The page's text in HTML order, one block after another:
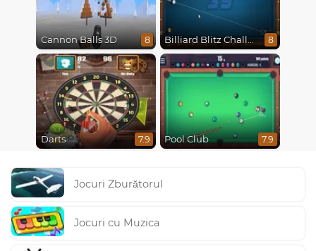
Cannon Balls 3D 8 Billiard Blitz Challenge 8
Darts 7.9 Pool Club 7.9
Jocuri Zburătorul
Jocuri cu Muzica